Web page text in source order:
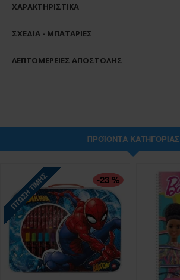
ΧΑΡΑΚΤΗΡΙΣΤΙΚΆ
ΣΧΈΔΙΑ - ΜΠΑΤΑΡΊΕΣ
ΛΕΠΤΟΜΈΡΕΙΕΣ ΑΠΟΣΤΟΛΉΣ
ΠΡΟΪΌΝΤΑ ΚΑΤΗΓΟΡΊΑΣ
ΠΤΏΣΗ ΤΙΜΉΣ -23 %